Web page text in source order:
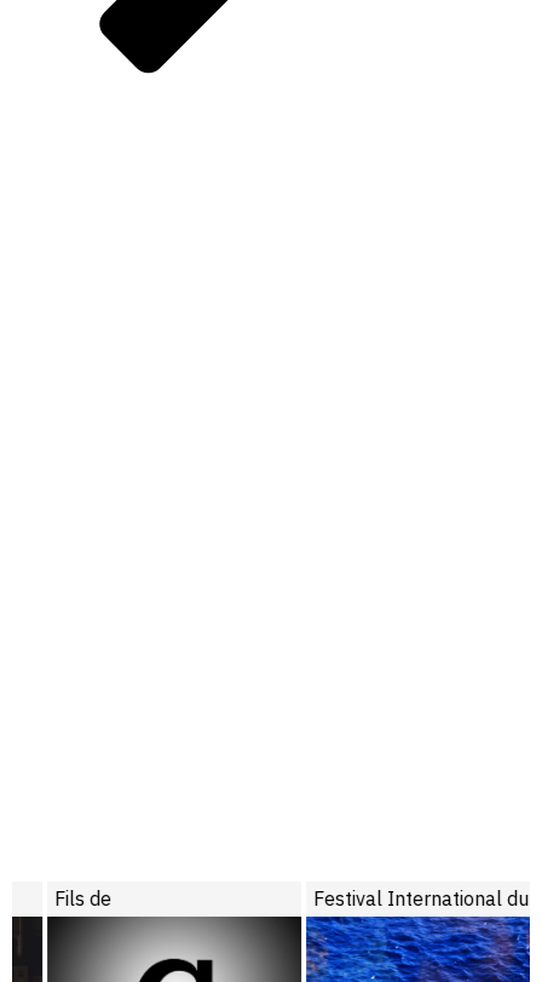
Fils de Festival International du Film de La Roche-sur-Yon